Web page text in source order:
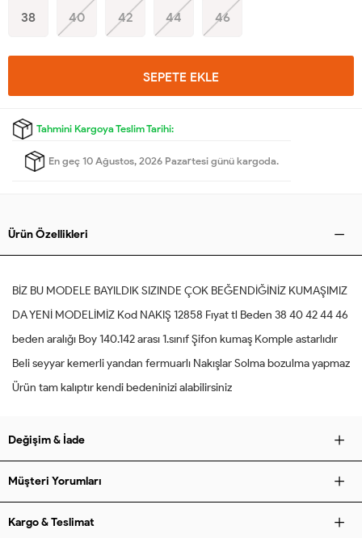
38 40 42 44 46
SEPETE EKLE
Tahmini Kargoya Teslim Tarihi:
En geç 10 Ağustos, 2026 Pazartesi günü kargoda.
Ürün Özellikleri
BİZ BU MODELE BAYILDIK SIZINDE ÇOK BEĞENDİĞİNİZ KUMAŞIMIZ
DA YENİ MODELİMİZ Kod NAKIŞ 12858 Fıyat tl Beden 38 40 42 44 46
beden aralığı Boy 140.142 arası 1.sınıf Şifon kumaş Komple astarlıdır
Beli seyyar kemerli yandan fermuarlı Nakışlar Solma bozulma yapmaz
Ürün tam kalıptır kendi bedeninizi alabilirsiniz
Değişim & İade
Müşteri Yorumları
Kargo & Teslimat